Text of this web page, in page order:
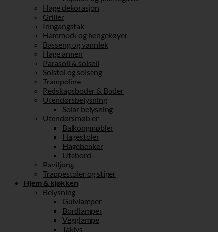
Hage dekorasjon
Griller
Inngangstak
Hammock og hengekøyer
Basseng og vannlek
Hage annen
Parasoll & solseil
Solstol og solseng
Trampoline
Redskapsboder & Boder
Utendørsbelysning
Solar belysning
Utendørsmøbler
Balkongmøbler
Hagestoler
Hagebenker
Utebord
Paviljong
Trappestoler og stiger
Hjem & kjøkken
Belysning
Gulvlamper
Bordlamper
Vegglampe
Taklys